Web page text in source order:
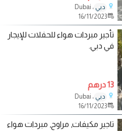
دبي ، Dubai
16/11/2023
تأجير مبردات هواء للحفلات للإيجار
في دبي.
13 درهم
دبي ، Dubai
16/11/2023
تاجير مكيفات, مراوح, مبردات هواء